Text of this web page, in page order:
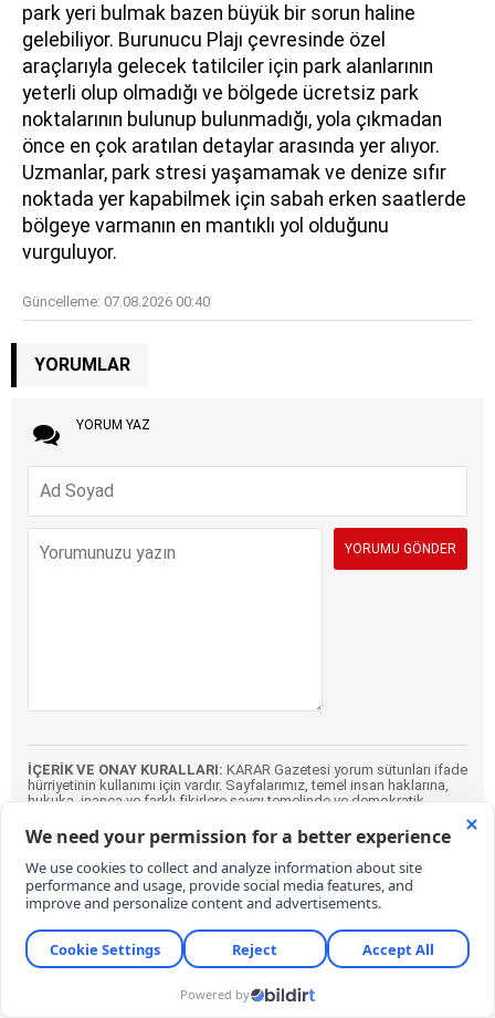
park yeri bulmak bazen büyük bir sorun haline
gelebiliyor. Burunucu Plajı çevresinde özel
araçlarıyla gelecek tatilciler için park alanlarının
yeterli olup olmadığı ve bölgede ücretsiz park
noktalarının bulunup bulunmadığı, yola çıkmadan
önce en çok aratılan detaylar arasında yer alıyor.
Uzmanlar, park stresi yaşamamak ve denize sıfır
noktada yer kapabilmek için sabah erken saatlerde
bölgeye varmanın en mantıklı yol olduğunu
vurguluyor.
Güncelleme: 07.08.2026 00:40
YORUMLAR
YORUM YAZ
İÇERİK VE ONAY KURALLARI: KARAR Gazetesi yorum sütunları ifade
hürriyetinin kullanımı için vardır. Sayfalarımız, temel insan haklarına,
hukuka, inanca ve farklı fikirlere saygı temelinde ve demokratik
imla kalitesi gazete kadar okurların da sorumluluğundadır. Hakaret,
küfür, rencide edici cümleler veya imalar, imla kuralları ile yazılmamış,
Türkçe karakter kullanılmayan ve büyük harflerle yazılmış yorumlar
içeriğine bakılmaksızın onaylanmamaktadır. Özensizce belirlenmiş
kullanıcı adlarıyla gönderilen veya haber ve yazının bağlamının
dışında yazılan yorumlar da içeriğine bakılmaksızın